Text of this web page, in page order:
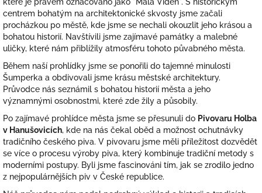
centrem bohatým na architektonické skvosty jsme začali
procházkou po městě, kde jsme se nechali okouzlit jeho krásou a
bohatou historií. Navštívili jsme zajímavé památky a malebné
uličky, které nám přiblížily atmosféru tohoto půvabného města.
Během naší prohlídky jsme se ponořili do tajemné minulosti
Šumperka a obdivovali jsme krásu městské architektury.
Průvodce nás seznámil s bohatou historií města a jeho
významnými osobnostmi, které zde žily a působily.
Po zajímavé prohlídce města jsme se přesunuli do Pivovaru Holba
v Hanušovicích, kde na nás čekal oběd a možnost ochutnávky
tradičního českého piva. V pivovaru jsme měli příležitost dozvědět
se více o procesu výroby piva, který kombinuje tradiční metody s
moderními postupy. Byli jsme fascinováni tím, jak se zrodilo jedno
z nejpopulárnějších piv v České republice.